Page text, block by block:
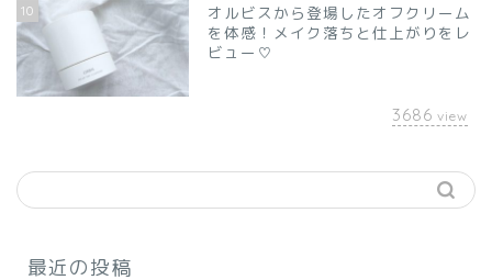
10
オルビスから登場したオフクリーム
を体感！メイク落ちと仕上がりをレ
ビュー♡
3686 view
最近の投稿